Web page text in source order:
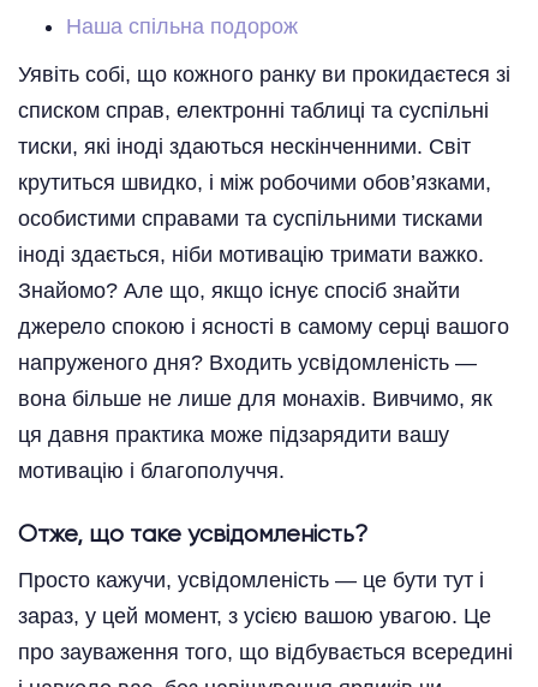
Наша спільна подорож
Уявіть собі, що кожного ранку ви прокидаєтеся зі
списком справ, електронні таблиці та суспільні
тиски, які іноді здаються нескінченними. Світ
крутиться швидко, і між робочими обов’язками,
особистими справами та суспільними тисками
іноді здається, ніби мотивацію тримати важко.
Знайомо? Але що, якщо існує спосіб знайти
джерело спокою і ясності в самому серці вашого
напруженого дня? Входить усвідомленість —
вона більше не лише для монахів. Вивчимо, як
ця давня практика може підзарядити вашу
мотивацію і благополуччя.
Отже, що таке усвідомленість?
Просто кажучи, усвідомленість — це бути тут і
зараз, у цей момент, з усією вашою увагою. Це
про зауваження того, що відбувається всередині